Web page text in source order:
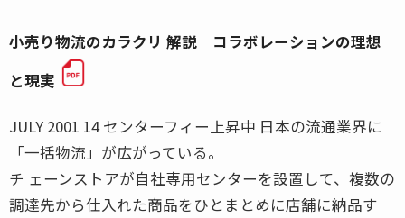
小売り物流のカラクリ 解説 コラボレーションの理想
と現実
JULY 2001 14 センターフィー上昇中 日本の流通業界に
「一括物流」が広がっている。
チ ェーンストアが自社専用センターを設置して、複数の
調達先から仕入れた商品をひとまとめに店舗に納品す